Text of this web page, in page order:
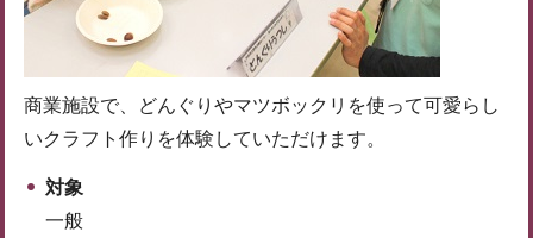
商業施設で、どんぐりやマツボックリを使って可愛らし
いクラフト作りを体験していただけます。
対象
一般